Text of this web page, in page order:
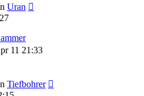
Uran
11 21:33
Tiefbohrer